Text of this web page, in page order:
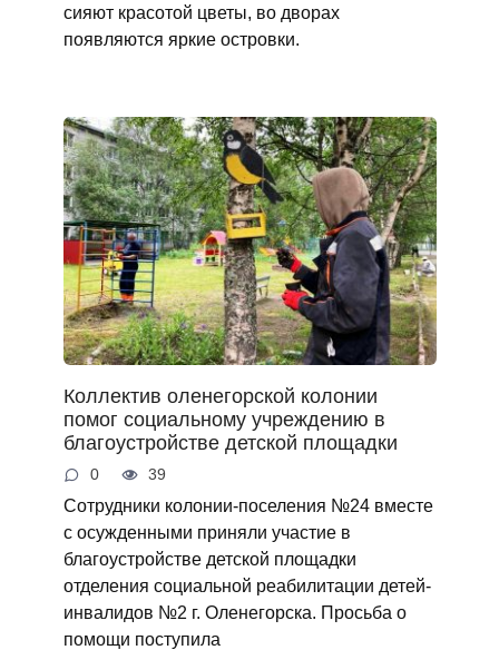
сияют красотой цветы, во дворах
появляются яркие островки.
Коллектив оленегорской колонии
помог социальному учреждению в
благоустройстве детской площадки
0 39
Сотрудники колонии-поселения №24 вместе
с осужденными приняли участие в
благоустройстве детской площадки
отделения социальной реабилитации детей-
инвалидов №2 г. Оленегорска. Просьба о
помощи поступила